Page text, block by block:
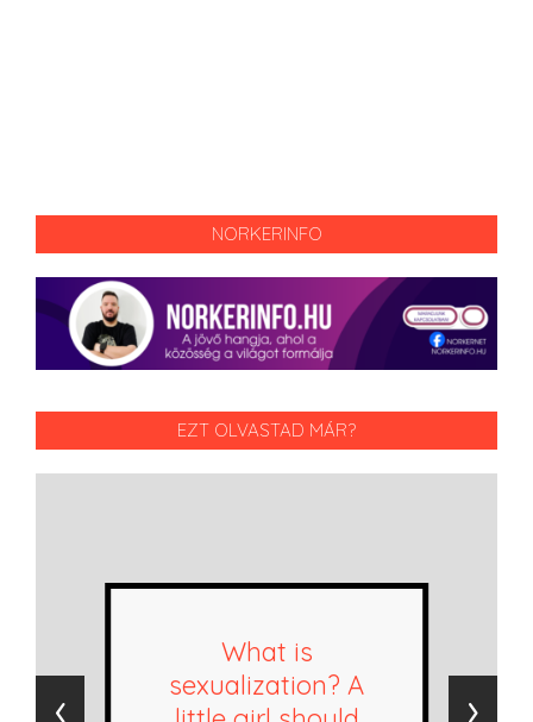
NORKERINFO
EZT OLVASTAD MÁR?
What is
sexualization? A
‹ ›